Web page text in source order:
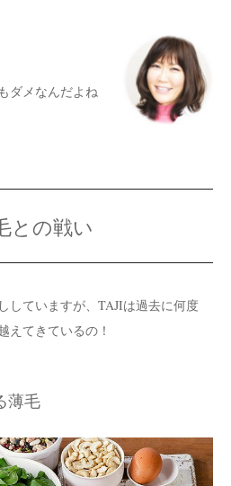
ダメなんだよね
との戦い
していますが、TAJIは過去に何度
えてきているの！
薄毛